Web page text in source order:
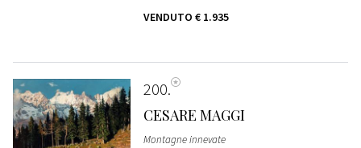
VENDUTO € 1.935
200
CESARE MAGGI
Montagne innevate